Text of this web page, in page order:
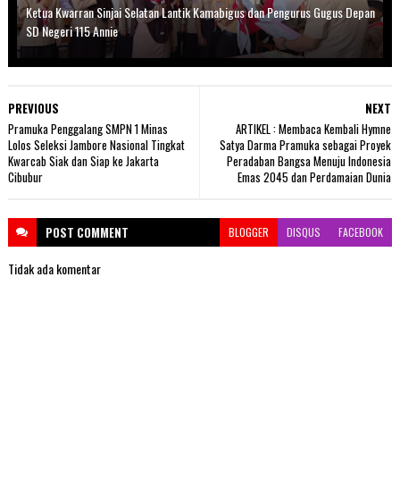
Ketua Kwarran Sinjai Selatan Lantik Kamabigus dan Pengurus Gugus Depan
SD Negeri 115 Annie
NEXT
ARTIKEL : Membaca Kembali Hymne
Satya Darma Pramuka sebagai Proyek
Peradaban Bangsa Menuju Indonesia
Emas 2045 dan Perdamaian Dunia
PREVIOUS
Pramuka Penggalang SMPN 1 Minas
Lolos Seleksi Jambore Nasional Tingkat
Kwarcab Siak dan Siap ke Jakarta
Cibubur
POST COMMENT BLOGGER DISQUS FACEBOOK
Tidak ada komentar